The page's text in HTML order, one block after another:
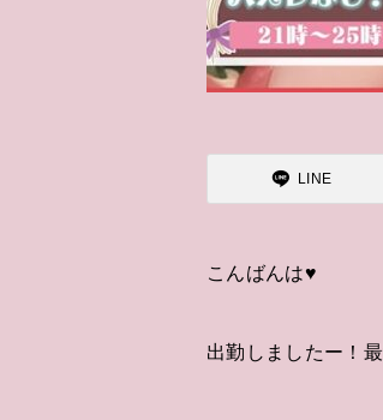
LINE
こんばんは♥️
出勤しましたー！